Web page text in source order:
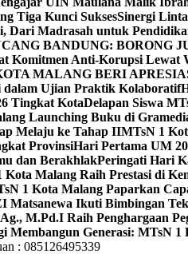
Tiga Kunci SuksesSinergi
Dari Madrasah untuk
BANDUNG: BORONG
Komitmen Anti-Korupsi Lewat
MALANG BERI
Ujian Praktik Kolaboratif
Tingkat KotaDelapan Siswa
Launching Buku di
Melaju ke Tahap IIMTsN 1
ProvinsiHari Pertama UM
dan BerakhlakPeringati Hari
Malang Raih Prestasi di
1 Kota Malang Paparkan
Matsanewa Ikuti Bimbingan
M.Pd.I Raih Penghargaan
Membangun Generasi: MTsN
: 085126495339